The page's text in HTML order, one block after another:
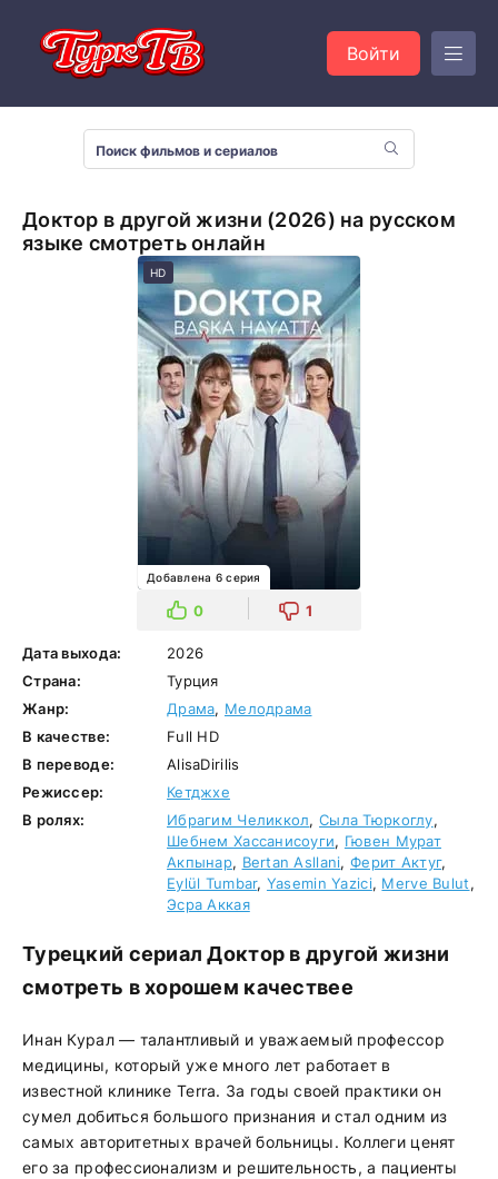
Войти
Доктор в другой жизни (2026) на русском
языке смотреть онлайн
HD
Добавлена 6 серия
0 1
Дата выхода:
2026
Страна:
Турция
Жанр:
Драма, Мелодрама
В качестве:
Full HD
В переводе:
AlisaDirilis
Режиссер:
Кетджхе
В ролях:
Ибрагим Челиккол,Сыла Тюркоглу,
Шебнем Хассанисоуги, Гювен Мурат
Акпынар, Bertan Asllani,Ферит Актуг,
Eylül Tumbar, Yasemin Yazici, Merve Bulut,
Эсра Аккая
Турецкий сериал Доктор в другой жизни
смотреть в хорошем качествее
Инан Курал — талантливый и уважаемый профессор
медицины, который уже много лет работает в
известной клинике Terra. За годы своей практики он
сумел добиться большого признания и стал одним из
самых авторитетных врачей больницы. Коллеги ценят
его за профессионализм и решительность, а пациенты